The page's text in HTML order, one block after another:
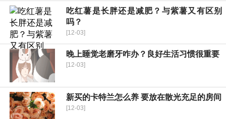
吃红薯是长胖还是减肥？与紫薯又有区别
吗？
[12-03]
晚上睡觉老磨牙咋办？良好生活习惯很重要
[12-03]
新买的卡特兰怎么养 要放在散光充足的房间
[12-03]